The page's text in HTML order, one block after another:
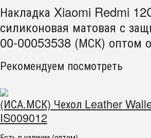
Накладка Xiaomi Redmi
силиконовая матовая с
00-00053538 (МСК) оптом
Рекомендуем посмотреть
(ИСА.МСК) Чехол Leather
IS009012